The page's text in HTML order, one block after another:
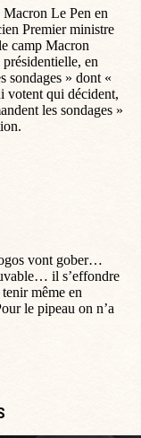
Le Pen en
Premier ministre
camp Macron
en
sondages » dont «
votent qui décident,
les sondages »
vont gober…
il s’effondre
même en
le pipeau on n’a